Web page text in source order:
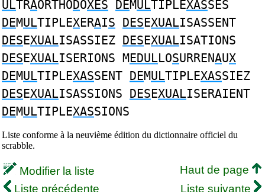
ULTRAORTHODOXES DEMULTIPLEXASSES
DEMULTIPLEXERAIS DESEXUALISASSENT
DESEXUALISASSIEZ DESEXUALISATIONS
DESEXUALISERIONS MEDULLOSURRENAUX
DEMULTIPLEXASSENT DEMULTIPLEXASSIEZ
DESEXUALISASSIONS DESEXUALISERAIENT
DEMULTIPLEXASSIONS
Liste conforme à la neuvième édition du dictionnaire officiel du
scrabble.
Modifier la liste
Haut de page
Liste précédente
Liste suivante